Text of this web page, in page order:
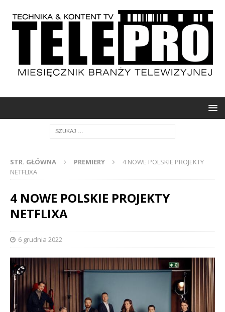
STR. GŁÓWNA PREMIERY
4 NOWE POLSKIE PROJEKTY
NETFLIXA
4 NOWE POLSKIE PROJEKTY
NETFLIXA
6 grudnia 2022